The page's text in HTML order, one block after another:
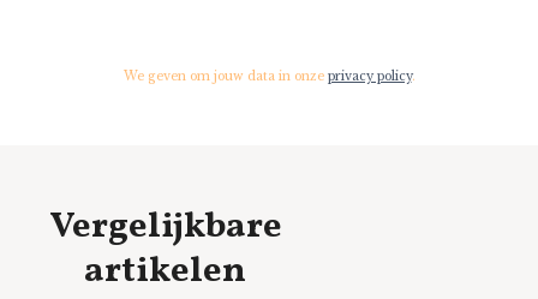
We geven om jouw data in onze privacy policy.
Vergelijkbare
artikelen